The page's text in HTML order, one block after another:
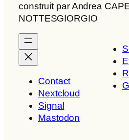
construit par Andrea
NOTTESGIORGIO
Contact
Nextcloud
Signal
Mastodon